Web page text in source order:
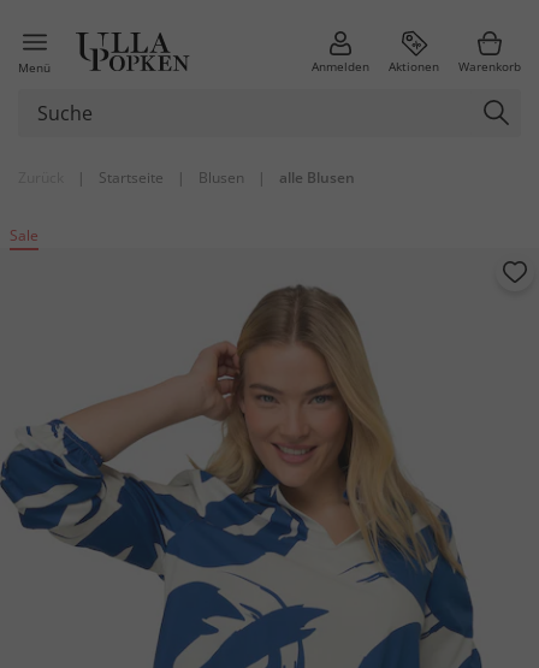
Menü Anmelden Aktionen Warenkorb
| Startseite | Blusen | alle Blusen
Sale